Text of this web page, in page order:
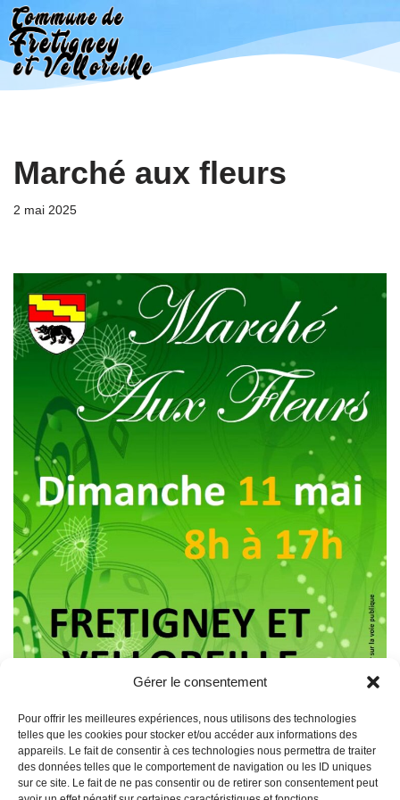
Gérer le consentement
Pour offrir les meilleures expériences, nous utilisons des technologies
telles que les cookies pour stocker et/ou accéder aux informations des
appareils. Le fait de consentir à ces technologies nous permettra de traiter
des données telles que le comportement de navigation ou les ID uniques
sur ce site. Le fait de ne pas consentir ou de retirer son consentement peut
Aller
au
contenu
Marché aux fleurs
2 mai 2025